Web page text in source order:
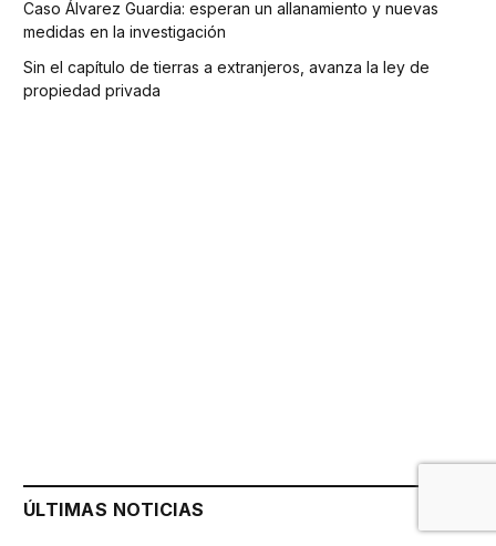
Caso Álvarez Guardia: esperan un allanamiento y nuevas
medidas en la investigación
Sin el capítulo de tierras a extranjeros, avanza la ley de
propiedad privada
ÚLTIMAS NOTICIAS